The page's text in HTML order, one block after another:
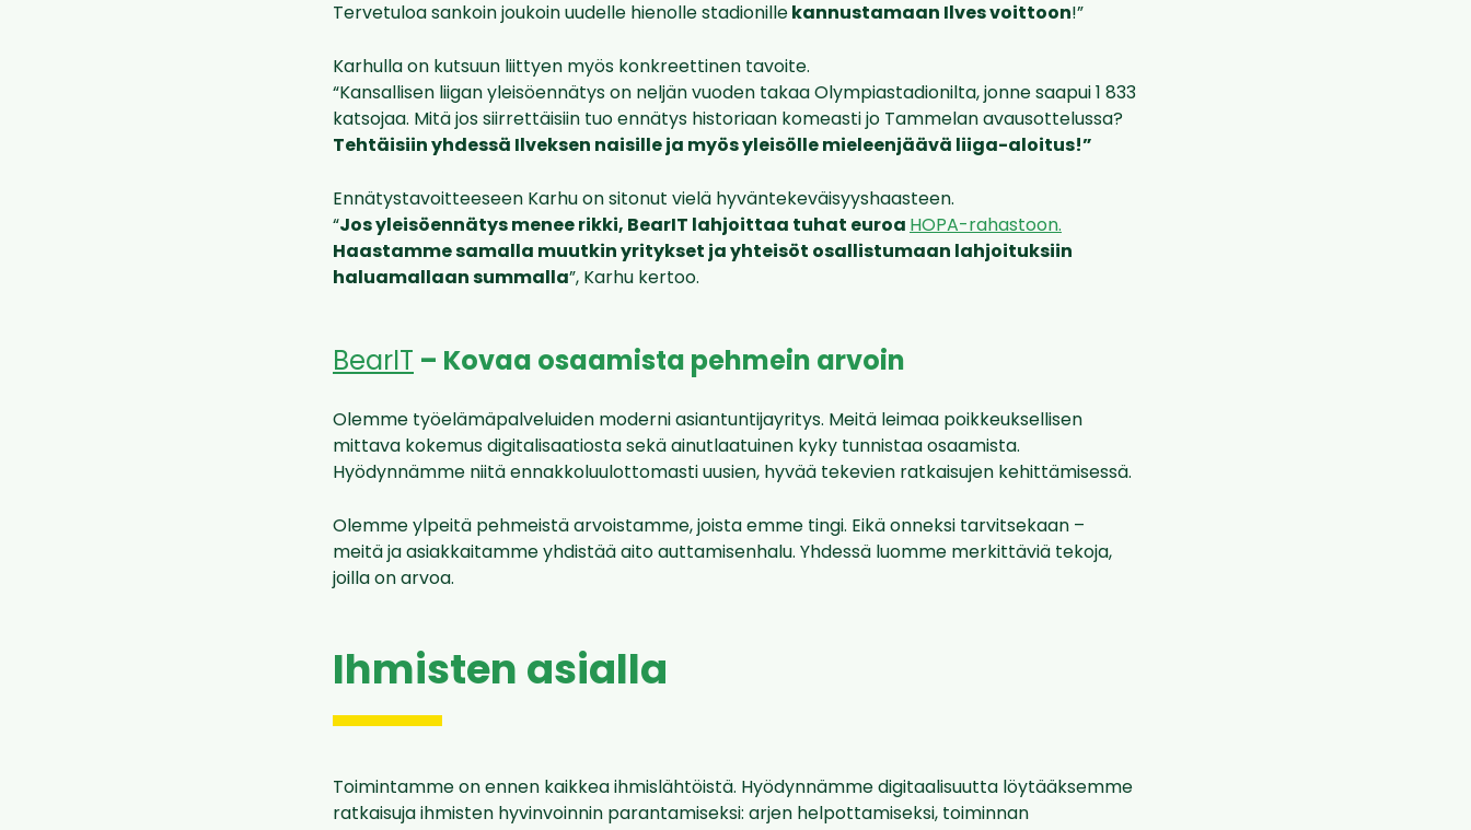
Tervetuloa sankoin joukoin uudelle hienolle stadionille kannustamaan Ilves voittoon!”
Karhulla on kutsuun liittyen myös konkreettinen tavoite.
“Kansallisen liigan yleisöennätys on neljän vuoden takaa Olympiastadionilta, jonne saapui 1 833
katsojaa. Mitä jos siirrettäisiin tuo ennätys historiaan komeasti jo Tammelan avausottelussa?
Tehtäisiin yhdessä Ilveksen naisille ja myös yleisölle mieleenjäävä liiga-aloitus!”
Ennätystavoitteeseen Karhu on sitonut vielä hyväntekeväisyyshaasteen.
“Jos yleisöennätys menee rikki, BearIT lahjoittaa tuhat euroa HOPA-rahastoon.
Haastamme samalla muutkin yritykset ja yhteisöt osallistumaan lahjoituksiin
haluamallaan summalla”, Karhu kertoo.
BearIT – Kovaa osaamista pehmein arvoin
Olemme työelämäpalveluiden moderni asiantuntijayritys. Meitä leimaa poikkeuksellisen
mittava kokemus digitalisaatiosta sekä ainutlaatuinen kyky tunnistaa osaamista.
Hyödynnämme niitä ennakkoluulottomasti uusien, hyvää tekevien ratkaisujen kehittämisessä.
Olemme ylpeitä pehmeistä arvoistamme, joista emme tingi. Eikä onneksi tarvitsekaan –
meitä ja asiakkaitamme yhdistää aito auttamisenhalu. Yhdessä luomme merkittäviä tekoja,
joilla on arvoa.
Ihmisten asialla
Toimintamme on ennen kaikkea ihmislähtöistä. Hyödynnämme digitaalisuutta löytääksemme
ratkaisuja ihmisten hyvinvoinnin parantamiseksi: arjen helpottamiseksi, toiminnan